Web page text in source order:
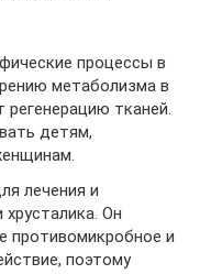
процессы в
метаболизма в
регенерацию тканей.
детям,
лечения и
Он
противомикробное и
поэтому